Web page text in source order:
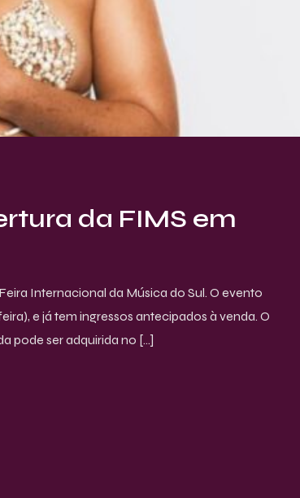
da FIMS em
Internacional da Música do Sul. O evento
e já tem ingressos antecipados à venda. O
pode ser adquirida no […]